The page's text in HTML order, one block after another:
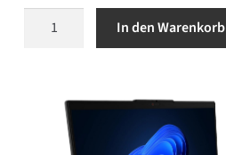
Lenovo
21SA002EGE
In den Warenkorb